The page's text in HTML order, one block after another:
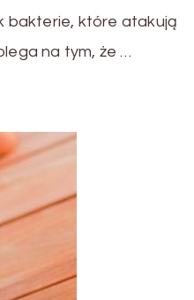
bakterie, które atakują
na tym, że …